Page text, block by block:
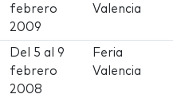
febrero
2009
Valencia
Del 5 al9
febrero
2008
Feria
Valencia